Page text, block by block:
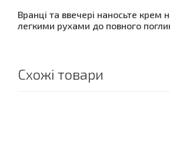
Вранці та ввечері наносьте крем
легкими рухами до повного
Схожі товари